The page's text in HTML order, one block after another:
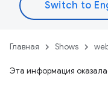
Главная Shows
Эта информация